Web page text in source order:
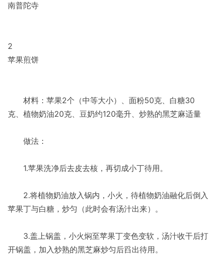
南普陀寺
2
苹果煎饼
材料：苹果2个（中等大小）、面粉50克、白糖30
克、植物奶油20克、豆奶约120毫升、炒熟的黑芝麻适量
做法：
1.苹果洗净后去皮去核，再切成小丁待用。
2.将植物奶油放入锅内，小火，待植物奶油融化后倒入
苹果丁与白糖，炒匀（此时会有汤汁出来）。
3.盖上锅盖，小火焖至苹果丁变色变软，汤汁收干后打
开锅盖，加入炒熟的黑芝麻炒匀后舀出待用。